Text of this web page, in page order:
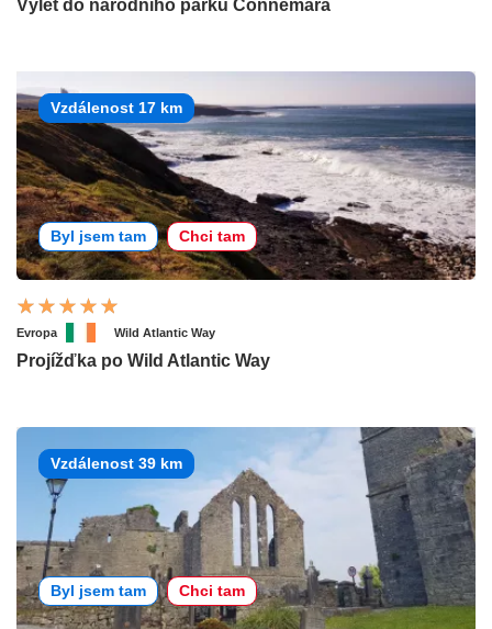
Výlet do národního parku Connemara
Vzdálenost 17 km
Byl jsem tam Chci tam
Evropa Wild Atlantic Way
Projížďka po Wild Atlantic Way
Vzdálenost 39 km
Byl jsem tam Chci tam